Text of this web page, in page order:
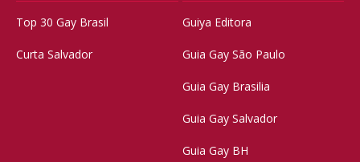
Top 30 Gay Brasil
Curta Salvador
Guiya Editora
Guia Gay São Paulo
Guia Gay Brasilia
Guia Gay Salvador
Guia Gay BH